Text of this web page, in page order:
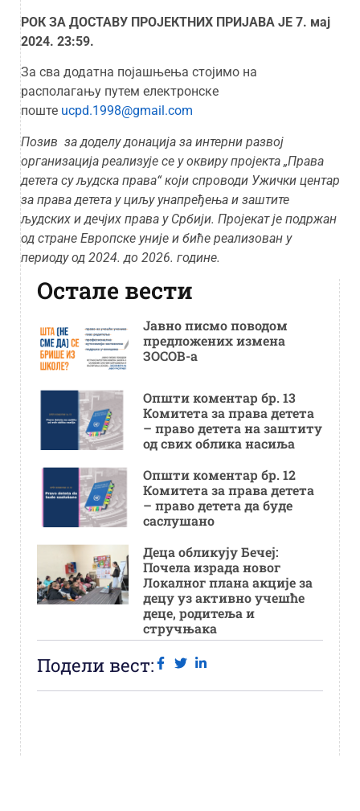
РОК ЗА ДОСТАВУ ПРОЈЕКТНИХ ПРИЈАВА ЈЕ 7. мај
2024. 23:59.
За сва додатна појашњења стојимо на
располагању путем електронске
поште ucpd.1998@gmail.com
Позив за доделу донација за интерни развој
организација реализује се у оквиру пројекта „Права
детета су људска права“који спроводи Ужички центар
за права детета у циљу унапређења и заштите
људских и дечјих права у Србији. Пројекат је подржан
од стране Европске уније и биће реализован у
периоду од 2024. до 2026. године.
Остале вести
Јавно писмо поводом
предложених измена
ЗОСОВ-а
Општи коментар бр. 13
Комитета за права детета
– право детета на заштиту
од свих облика насиља
Општи коментар бр. 12
Комитета за права детета
– право детета да буде
саслушано
Деца обликују Бечеј:
Почела израда новог
Локалног плана акције за
децу уз активно учешће
деце, родитеља и
стручњака
Подели вест: